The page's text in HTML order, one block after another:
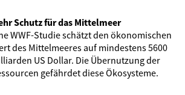
Schutz für das Mittelmeer
WWF-Studie schätzt den ökonomischen
des Mittelmeeres auf mindestens 5600
US Dollar. Die Übernutzung der
gefährdet diese Ökosysteme.